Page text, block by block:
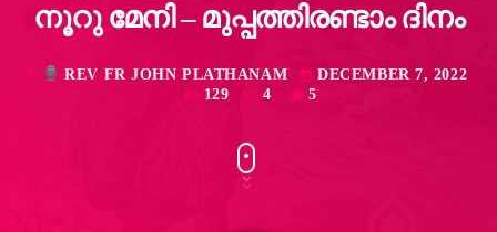
നൂറു മേനി – മുപ്പത്തിരണ്ടാം ദിനം
mic REV FR JOHN PLATHANAM today DECEMBER 7, 2022
129
4 5